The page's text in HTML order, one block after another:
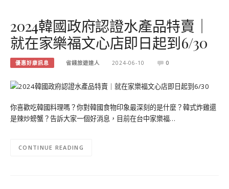
2024韓國政府認證水產品特賣｜
就在家樂福文心店即日起到6/30
優惠好康訊息 省錢旅遊達人 2024-06-10 0
你喜歡吃韓國料理嗎？你對韓國食物印象最深刻的是什麼？韓式炸雞還
是辣炒螃蟹？告訴大家一個好消息，目前在台中家樂福…
CONTINUE READING